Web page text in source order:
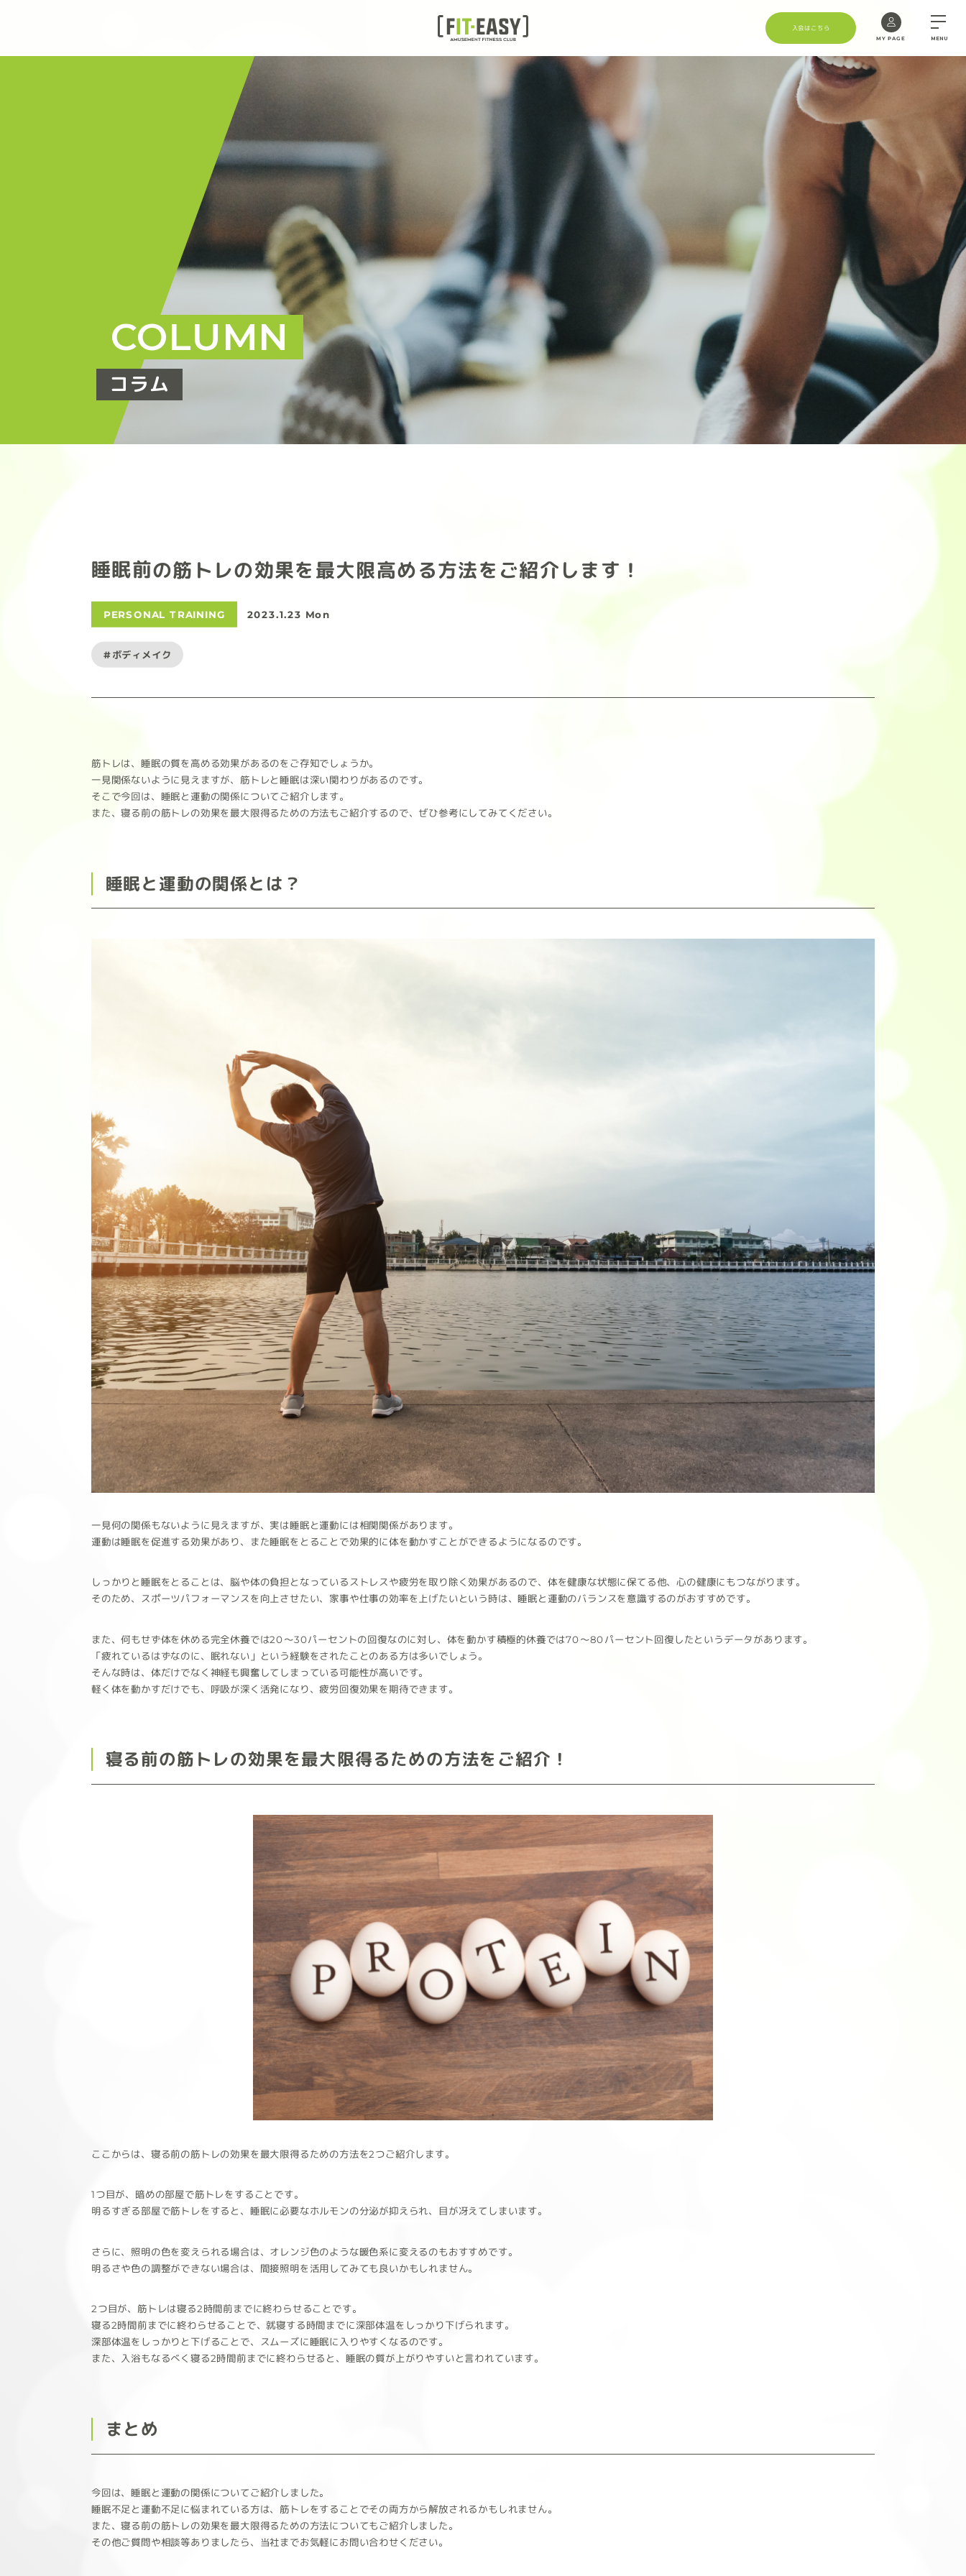
入会はこちら
MY PAGE MENU
COLUMN
コラム
睡眠前の筋トレの効果を最大限高める方法をご紹介します！
PERSONAL TRAINING 2023.1.23 Mon
#ボディメイク
筋トレは、睡眠の質を高める効果があるのをご存知でしょうか。
一見関係ないように見えますが、筋トレと睡眠は深い関わりがあるのです。
そこで今回は、睡眠と運動の関係についてご紹介します。
また、寝る前の筋トレの効果を最大限得るための方法もご紹介するので、ぜひ参考にしてみてください。
睡眠と運動の関係とは？
一見何の関係もないように見えますが、実は睡眠と運動には相関関係があります。
運動は睡眠を促進する効果があり、また睡眠をとることで効果的に体を動かすことができるようになるのです。
しっかりと睡眠をとることは、脳や体の負担となっているストレスや疲労を取り除く効果があるので、体を健康な状態に保てる他、心の健康にもつながります。
そのため、スポーツパフォーマンスを向上させたい、家事や仕事の効率を上げたいという時は、睡眠と運動のバランスを意識するのがおすすめです。
また、何もせず体を休める完全休養では20～30パーセントの回復なのに対し、体を動かす積極的休養では70～80パーセント回復したというデータがあります。
「疲れているはずなのに、眠れない」という経験をされたことのある方は多いでしょう。
そんな時は、体だけでなく神経も興奮してしまっている可能性が高いです。
軽く体を動かすだけでも、呼吸が深く活発になり、疲労回復効果を期待できます。
寝る前の筋トレの効果を最大限得るための方法をご紹介！
ここからは、寝る前の筋トレの効果を最大限得るための方法を2つご紹介します。
1つ目が、暗めの部屋で筋トレをすることです。
明るすぎる部屋で筋トレをすると、睡眠に必要なホルモンの分泌が抑えられ、目が冴えてしまいます。
さらに、照明の色を変えられる場合は、オレンジ色のような暖色系に変えるのもおすすめです。
明るさや色の調整ができない場合は、間接照明を活用してみても良いかもしれません。
2つ目が、筋トレは寝る2時間前までに終わらせることです。
寝る2時間前までに終わらせることで、就寝する時間までに深部体温をしっかり下げられます。
深部体温をしっかりと下げることで、スムーズに睡眠に入りやすくなるのです。
また、入浴もなるべく寝る2時間前までに終わらせると、睡眠の質が上がりやすいと言われています。
まとめ
今回は、睡眠と運動の関係についてご紹介しました。
睡眠不足と運動不足に悩まれている方は、筋トレをすることでその両方から解放されるかもしれません。
また、寝る前の筋トレの効果を最大限得るための方法についてもご紹介しました。
その他ご質問や相談等ありましたら、当社までお気軽にお問い合わせください。